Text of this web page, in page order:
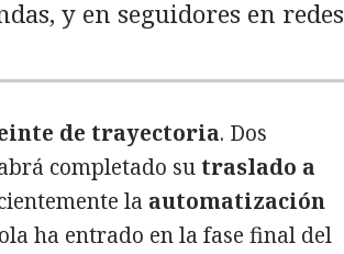
y en seguidores en redes
de trayectoria. Dos
completado su traslado a
la automatización
ha entrado en la fase final del